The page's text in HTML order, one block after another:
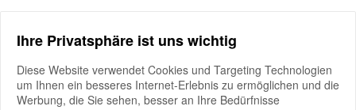
D-25336 Elmshorn
+49 4121 4979-0
Ihre Privatsphäre ist uns wichtig
Diese Website verwendet Cookies und Targeting Technologien
um Ihnen ein besseres Internet-Erlebnis zu ermöglichen und die
Werbung, die Sie sehen, besser an Ihre Bedürfnisse